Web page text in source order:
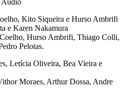
Audio
Kito Siqueira e Hurso Ambrifi
e Karen Nakamura
Hurso Ambrifi, Thiago Colli,
Pelotas.
Letícia Oliveira, Bea Vieira e
Moraes, Arthur Dossa, Andre